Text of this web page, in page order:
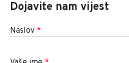
Dojavite nam vijest
Naslov *